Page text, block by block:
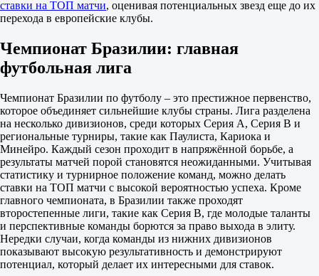
2.20
Нет
ИТ 1
Б
М
1.06
6.70
ИТ 2
Б
М
0.5
2.10
1.65
Флуминенсе РЖ
-
Палмейрас СП
15 августа в 22:30
2.85
3.10
ставки на ТОП матчи, оценивая потенциальных звезд еще до их
перехода в европейские клубы.
Чемпионат Бразилии: главная
футбольная лига
Чемпионат Бразилии по футболу – это престижное первенство,
которое объединяет сильнейшие клубы страны. Лига разделена
на несколько дивизионов, среди которых Серия A, Серия B и
региональные турниры, такие как Паулиста, Кариока и
Минейро. Каждый сезон проходит в напряжённой борьбе, а
результаты матчей порой становятся неожиданными. Учитывая
статистику и турнирное положение команд, можно делать
ставки на ТОП матчи с высокой вероятностью успеха. Кроме
главного чемпионата, в Бразилии также проходят
второстепенные лиги, такие как Серия B, где молодые таланты
и перспективные команды борются за право выхода в элиту.
Нередки случаи, когда команды из нижних дивизионов
показывают высокую результативность и демонстрируют
потенциал, который делает их интересными для ставок.